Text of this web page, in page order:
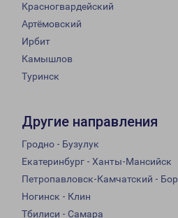
Красногвардейский
Артёмовский
Ирбит
Камышлов
Туринск
Другие направления
Гродно - Бузулук
Екатеринбург - Ханты-Мансийск
Петропавловск-Камчатский - Бор
Ногинск - Клин
Тбилиси - Самара